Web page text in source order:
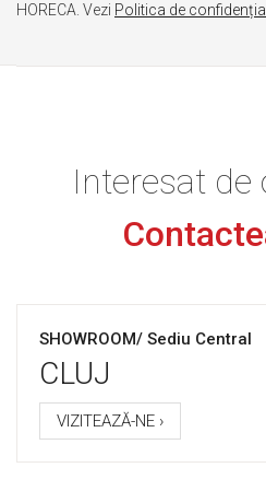
HORECA. Vezi Politica de
Interesat de
SHOWROOM/ Sediu Central
CLUJ
VIZITEAZĂ-NE ›